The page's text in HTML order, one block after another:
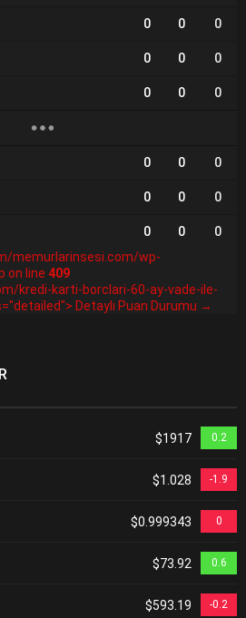
0 0 0
0 0 0
0 0 0
0 0 0
0 0 0
0 0
0
memurlarinsesi.com/wp-
on line 409
kredi-karti-borclari-60-ay-vade-ile-
Detaylı Puan Durumu →
$1917 0.2
$1.028 -1.9
$0.999343 0
$73.92 0.6
$593.19 -0.2